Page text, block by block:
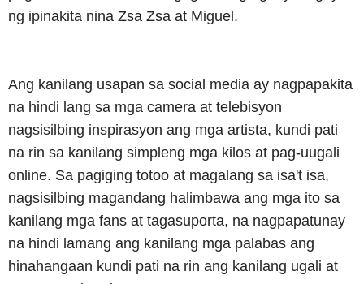
ng ipinakita nina Zsa Zsa at Miguel.
Ang kanilang usapan sa social media ay nagpapakita
na hindi lang sa mga camera at telebisyon
nagsisilbing inspirasyon ang mga artista, kundi pati
na rin sa kanilang simpleng mga kilos at pag-uugali
online. Sa pagiging totoo at magalang sa isa't isa,
nagsisilbing magandang halimbawa ang mga ito sa
kanilang mga fans at tagasuporta, na nagpapatunay
na hindi lamang ang kanilang mga palabas ang
hinahangaan kundi pati na rin ang kanilang ugali at